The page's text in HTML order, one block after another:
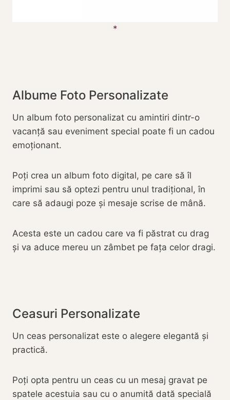
Albume Foto Personalizate
Un album foto personalizat cu amintiri dintr-o
vacanță sau eveniment special poate fi un cadou
emoționant.
Poți crea un album foto digital, pe care să îl
imprimi sau să optezi pentru unul tradițional, în
care să adaugi poze și mesaje scrise de mână.
Acesta este un cadou care va fi păstrat cu drag
și va aduce mereu un zâmbet pe fața celor dragi.
Ceasuri Personalizate
Un ceas personalizat este o alegere elegantă și
practică.
Poți opta pentru un ceas cu un mesaj gravat pe
spatele acestuia sau cu o anumită dată specială